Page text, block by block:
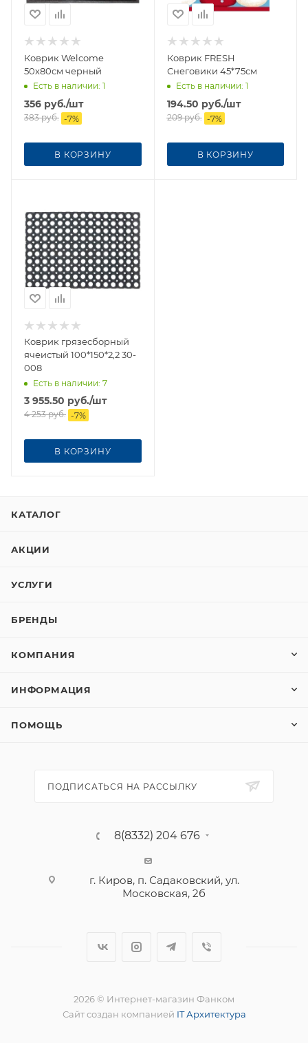
Коврик Welcome
50х80см черный
Есть в наличии: 1
356 руб./шт
383руб. -7%
В КОРЗИНУ
Коврик FRESH
Снеговики 45*75см
Есть в наличии: 1
194.50 руб./шт
209руб. -7%
В КОРЗИНУ
Коврик грязесборный
ячеистый 100*150*2,2 30-
008
Есть в наличии: 7
3 955.50 руб./шт
4 253руб. -7%
В КОРЗИНУ
КАТАЛОГ
АКЦИИ
УСЛУГИ
БРЕНДЫ
КОМПАНИЯ
ИНФОРМАЦИЯ
ПОМОЩЬ
ПОДПИСАТЬСЯ НА РАССЫЛКУ
8(8332) 204 676
г. Киров, п. Садаковский, ул.
Московская, 2б
2026 © Интернет-магазин Фанком
Сайт создан компанией IT Архитектура